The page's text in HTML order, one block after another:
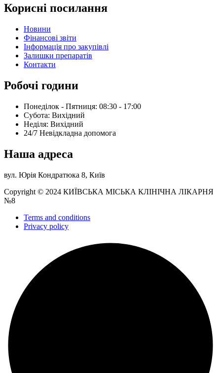
Корисні посилання
Новини
Фінансові звіти
Інформація про закупівлі
Залишки препаратів
Контакти
Робочі години
Понеділок - Пятниця: 08:30 - 17:00
Субота: Вихідний
Нeділя: Вихідний
24/7 Невідкладна допомога
Наша адреса
вул. Юрія Кондратюка 8, Київ
Copyright © 2024 КИЇВСЬКА МІСЬКА КЛІНІЧНА ЛІКАРНЯ
№8
Terms and conditions
Privacy policy